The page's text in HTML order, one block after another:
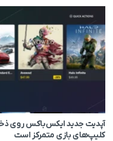
آپدیت جدید ایکس‌باکس روی
کلیپ‌های بازی متمرکز است